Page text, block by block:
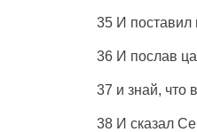
35 И поставил
36 И послав
37 и знай, что
38 И сказал